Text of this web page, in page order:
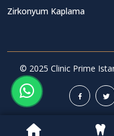
Zirkonyum Kaplama
© 2025 Clinic Prime